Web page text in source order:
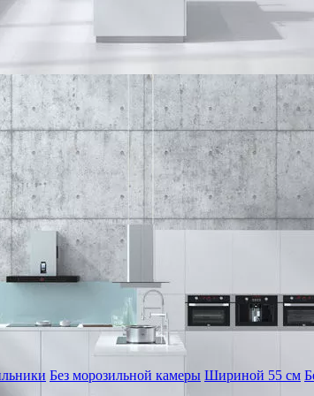
Без морозильной камеры Шириной 55 см